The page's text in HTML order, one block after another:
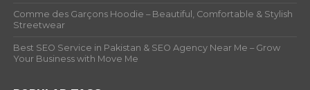
Comme des Garçons Hoodie – Beautiful, Comfortable & Stylish
Streetwear
Best SEO Service in Pakistan & SEO Agency Near Me – Grow
Your Business with Move Me